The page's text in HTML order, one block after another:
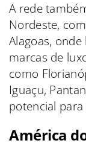
A rede
Nordeste,
Alagoas,
marcas de
como
Iguaçu,
potencial
América